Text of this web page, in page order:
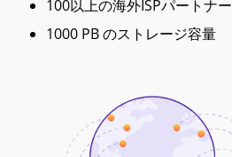
100以上の海外ISPパートナー
1000 PB のストレージ容量